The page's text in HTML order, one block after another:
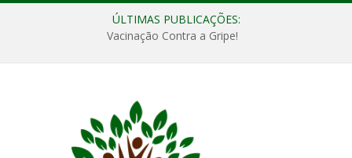
ÚLTIMAS PUBLICAÇÕES:
Vacinação Contra a Gripe!